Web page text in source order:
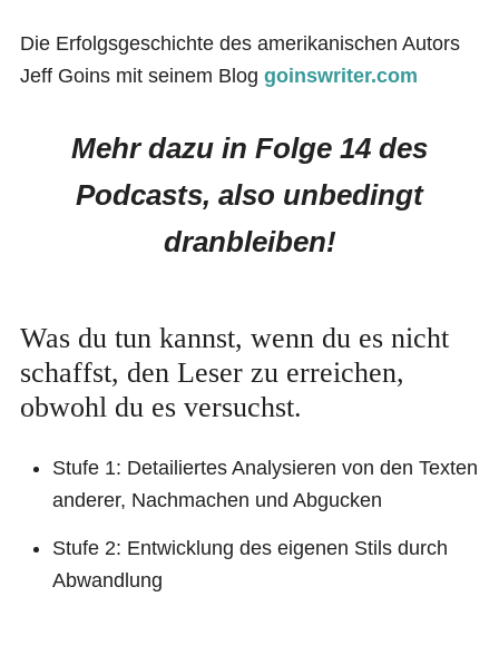
Die Erfolgsgeschichte des amerikanischen Autors
Jeff Goins mit seinem Blog goinswriter.com
Mehr dazu in Folge 14 des
Podcasts, also unbedingt
dranbleiben!
Was du tun kannst, wenn du es nicht
schaffst, den Leser zu erreichen,
obwohl du es versuchst.
Stufe 1: Detailiertes Analysieren von den Texten
anderer, Nachmachen und Abgucken
Stufe 2: Entwicklung des eigenen Stils durch
Abwandlung